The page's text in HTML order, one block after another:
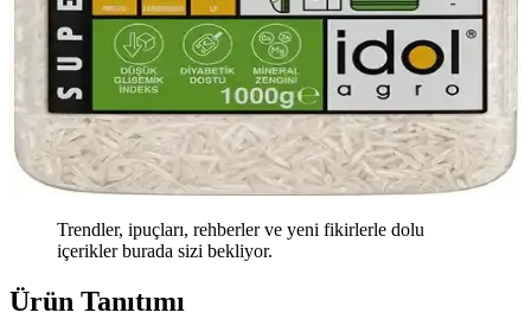
Trendler, ipuçları, rehberler ve yeni fikirlerle dolu
içerikler burada sizi bekliyor.
Ürün Tanıtımı